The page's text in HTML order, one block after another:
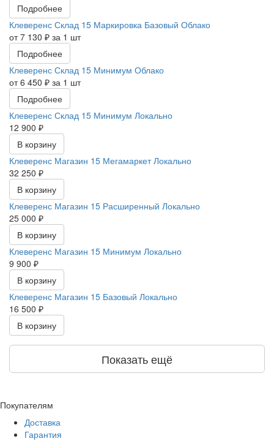
Подробнее
Клеверенс Склад 15 Маркировка Базовый Облако
от 7 130 ₽ за 1 шт
Подробнее
Клеверенс Склад 15 Минимум Облако
от 6 450 ₽ за 1 шт
Подробнее
Клеверенс Склад 15 Минимум Локально
12 900 ₽
В корзину
Клеверенс Магазин 15 Мегамаркет Локально
32 250 ₽
В корзину
Клеверенс Магазин 15 Расширенный Локально
25 000 ₽
В корзину
Клеверенс Магазин 15 Минимум Локально
9 900 ₽
В корзину
Клеверенс Магазин 15 Базовый Локально
16 500 ₽
В корзину
Показать ещё
Покупателям
Доставка
Гарантия